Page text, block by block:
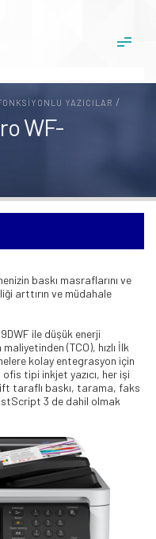
YAZICILAR /
WF-
baskı masraflarını ve
arttırın ve müdahale
ile düşük enerji
(TCO), hızlı İlk
kolay entegrasyon için
tipi inkjet yazıcı, her işi
taraflı baskı, tarama, faks
3 de dahil olmak